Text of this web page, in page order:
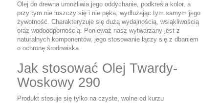
Olej do drewna umożliwia jego oddychanie, podkreśla kolor, a
przy tym nie łuszczy się i nie pęka, wydłużając tym samym jego
żywotność. Charakteryzuje się dużą wydajnością, wsiąkliwością
oraz wodoodpornością. Ponieważ nasz wytwarzany jest z
naturalnych komponentów, jego stosowanie łączy się z dbaniem
o ochronę środowiska.
Jak stosować Olej Twardy-
Woskowy 290
Produkt stosuje się tylko na czyste, wolne od kurzu